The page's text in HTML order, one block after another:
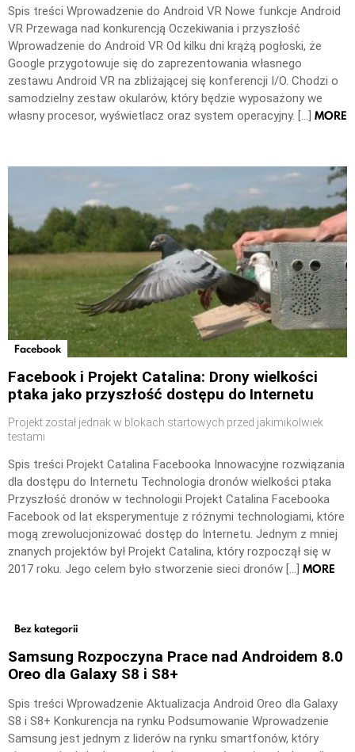
Spis treści Wprowadzenie do Android VR Nowe funkcje Android
VR Przewaga nad konkurencją Oczekiwania i przyszłość
Wprowadzenie do Android VR Od kilku dni krążą pogłoski, że
Google przygotowuje się do zaprezentowania własnego
zestawu Android VR na zbliżającej się konferencji I/O. Chodzi o
samodzielny zestaw okularów, który będzie wyposażony we
własny procesor, wyświetlacz oraz system operacyjny. […] MORE
Facebook
Facebook i Projekt Catalina: Drony wielkości
ptaka jako przyszłość dostępu do Internetu
Projekt został jednak w blokach startowych przed jakimikolwiek
testami
Spis treści Projekt Catalina Facebooka Innowacyjne rozwiązania
dla dostępu do Internetu Technologia dronów wielkości ptaka
Przyszłość dronów w technologii Projekt Catalina Facebooka
Facebook od lat eksperymentuje z różnymi technologiami, które
mogą zrewolucjonizować dostęp do Internetu. Jednym z mniej
znanych projektów był Projekt Catalina, który rozpoczął się w
2017 roku. Jego celem było stworzenie sieci dronów […] MORE
Bez kategorii
Samsung Rozpoczyna Prace nad Androidem 8.0
Oreo dla Galaxy S8 i S8+
Spis treści Wprowadzenie Aktualizacja Android Oreo dla Galaxy
S8 i S8+ Konkurencja na rynku Podsumowanie Wprowadzenie
Samsung jest jednym z liderów na rynku smartfonów, który